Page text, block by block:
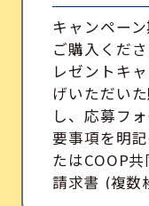
キャンペー
ご購入くだ
レゼントキ
げいただい
し、応募フ
要事項を明
たはCOOP
請求書 (複数